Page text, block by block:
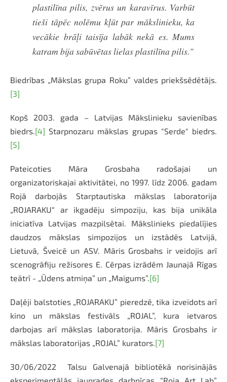
plastilīna pilis, zvērus un karavīrus. Varbūt
tieši tāpēc nolēmu kļūt par mākslinieku, ka
vecākie brāļi taisīja labāk nekā es. Mums
katram bija sabūvētas lielas plastilīna pilis."
Biedrības „Mākslas grupa Roku” valdes priekšsēdētājs.
[3]
Kopš 2003. gada – Latvijas Mākslinieku savienības
biedrs.[4] Starpnozaru mākslas grupas "Serde" biedrs.
[5]
Pateicoties Māra Grosbaha radošajai un
organizatoriskajai aktivitātei, no 1997. līdz 2006. gadam
Rojā darbojās Starptautiska mākslas laboratorija
„ROJARAKU“ ar ikgadēju simpoziju, kas bija unikāla
iniciatīva Latvijas mazpilsētai. Mākslinieks piedalījies
daudzos mākslas simpozijos un izstādēs Latvijā,
Lietuvā, Šveicē un ASV. Māris Grosbahs ir veidojis arī
scenogrāfiju režisores E. Cērpas izrādēm Jaunajā Rīgas
teātrī - „Ūdens atmiņa” un „Maigums”.[6]
Daļēji balstoties „ROJARAKU” pieredzē, tika izveidots arī
kino un mākslas festivāls „ROJAL”, kura ietvaros
darbojas arī mākslas laboratorija. Māris Grosbahs ir
mākslas laboratorijas „ROJAL” kurators.[7]
30/06/2022 Talsu Galvenajā bibliotēkā norisinājās